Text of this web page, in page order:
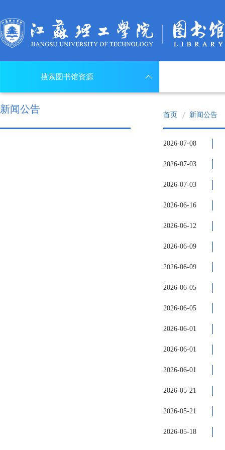
搜索图书馆资源
新闻公告
首页 新闻公告
2026-07-08
2026-07-03
2026-07-03
2026-06-16
2026-06-12
2026-06-09
2026-06-09
2026-06-05
2026-06-05
2026-06-01
2026-06-01
2026-06-01
2026-05-21
2026-05-21
2026-05-18